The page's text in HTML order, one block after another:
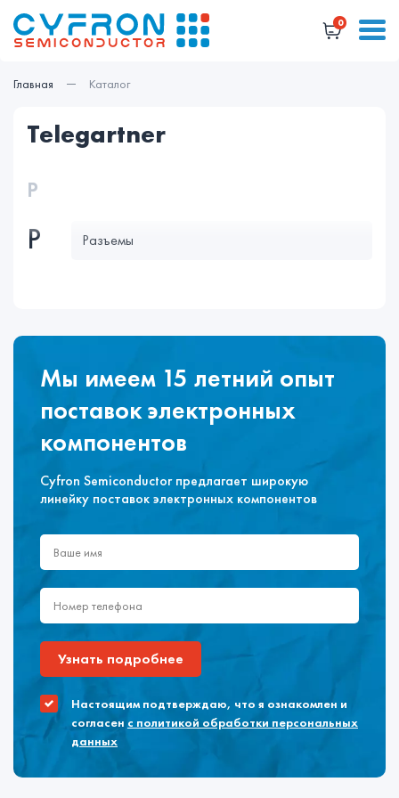
0
Главная Каталог
telegartner
Р
Р Разъемы
Мы имеем 15 летний опыт
поставок электронных
компонентов
Cyfron Semiconductor предлагает широкую
линейку поставок электронных компонентов
Узнать подробнее
Настоящим подтверждаю, что я ознакомлен и
согласен с политикой обработки персональных
данных